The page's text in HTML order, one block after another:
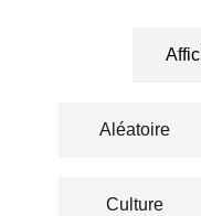
Aléatoire
Culture